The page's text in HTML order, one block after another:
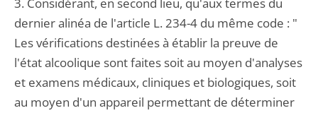
dernier alinéa de l'article L. 234-4 du même code : "
Les vérifications destinées à établir la preuve de
l'état alcoolique sont faites soit au moyen d'analyses
et examens médicaux, cliniques et biologiques, soit
au moyen d'un appareil permettant de déterminer